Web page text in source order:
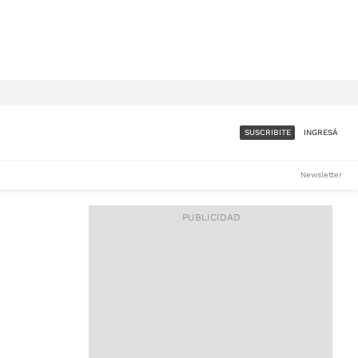
ACCESO FULL - $1.800/MES
SUSCRIBITE INGRESÁ
Newsletter